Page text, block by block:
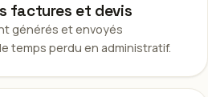
factures et devis
générés et envoyés
temps perdu en administratif.